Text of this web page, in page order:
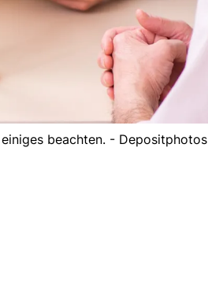
beachten. - Depositphotos